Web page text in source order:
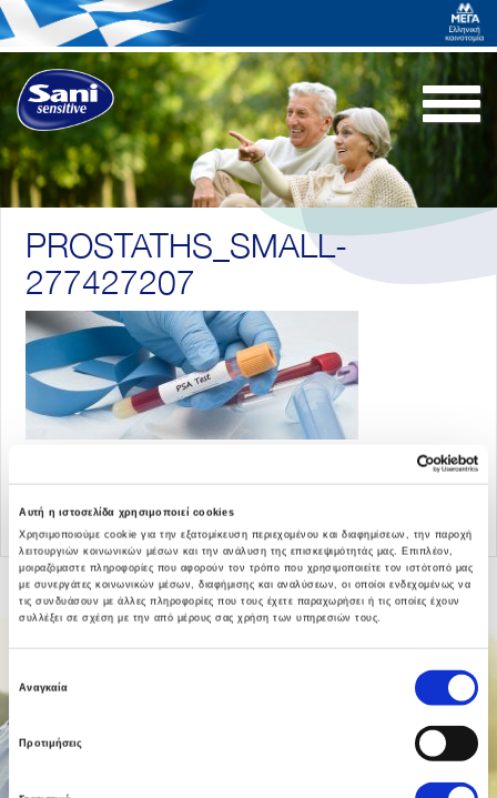
Αυτή η ιστοσελίδα χρησιμοποιεί cookies
Χρησιμοποιούμε cookie για την εξατομίκευση περιεχομένου και διαφημίσεων, την παροχή
λειτουργιών κοινωνικών μέσων και την ανάλυση της επισκεψιμότητάς μας. Επιπλέον,
μοιραζόμαστε πληροφορίες που αφορούν τον τρόπο που χρησιμοποιείτε τον ιστότοπό μας
με συνεργάτες κοινωνικών μέσων, διαφήμισης και αναλύσεων, οι οποίοι ενδεχομένως να
τις συνδυάσουν με άλλες πληροφορίες που τους έχετε παραχωρήσει ή τις οποίες έχουν
συλλέξει σε σχέση με την από μέρους σας χρήση των υπηρεσιών τους.
συγκατάθεσης
Αναγκαία
Προτιμήσεις
PROSTATHS_SMALL-
277427207
Επιστροφή στα άρθρα